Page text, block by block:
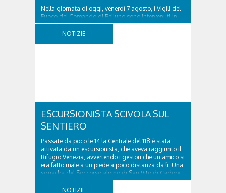
Nella giornata di oggi, venerdì 7 agosto, i Vigili del
Fuoco del Comando di Belluno sono intervenuti in
località Diassa, in Val d’Oten, nel comune di Calalzo
di Cadore, per liberare una strada rimasta bloccata
NOTIZIE
ESCURSIONISTA SCIVOLA SUL
SENTIERO
Passate da poco le 14 la Centrale del 118 è stata
attivata da un escursionista, che aveva raggiunto il
Rifugio Venezia, avvertendo i gestori che un amico si
era fatto male a un piede a poco distanza da lì. Una
squadra del Soccorso alpino di San Vito di Cadore
ha quindi raggiunto l'infortunato...
NOTIZIE